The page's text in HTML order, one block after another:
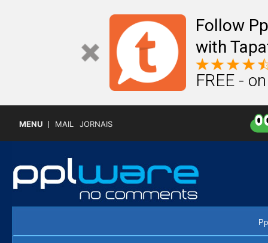
Follow
with
FREE -
MENU MAIL JORNAIS